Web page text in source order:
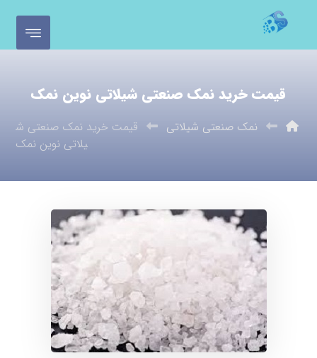
قیمت خرید نمک صنعتی شیلاتی نوین نمک
نمک صنعتی شیلاتی
قیمت خرید نمک صنعتی ش
یلاتی نوین نمک